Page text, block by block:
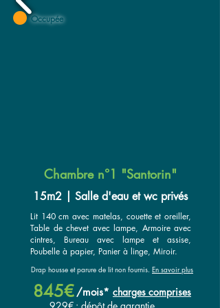
Occupée
Chambre n°1 "Santorin"
15m2 | Salle d'eau et wc privés
Lit 140 cm avec matelas, couette et oreiller,
Table de chevet avec lampe, Armoire avec
cintres, Bureau avec lampe et assise,
Poubelle à papier, Panier à linge, Miroir.
Drap housse et parure de lit non fournis. En savoir plus
845€ /mois* charges comprises